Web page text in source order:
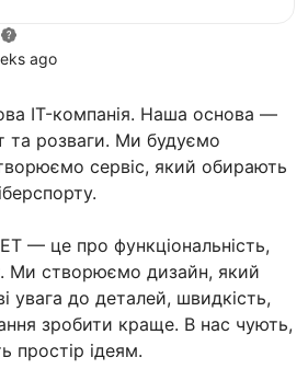
IT-компанія. Наша основа —
та розваги. Ми будуємо
сервіс, який обирають
— це про функціональність,
Ми створюємо дизайн, який
увага до деталей, швидкість,
зробити краще. В нас чують,
простір ідеям.
ago